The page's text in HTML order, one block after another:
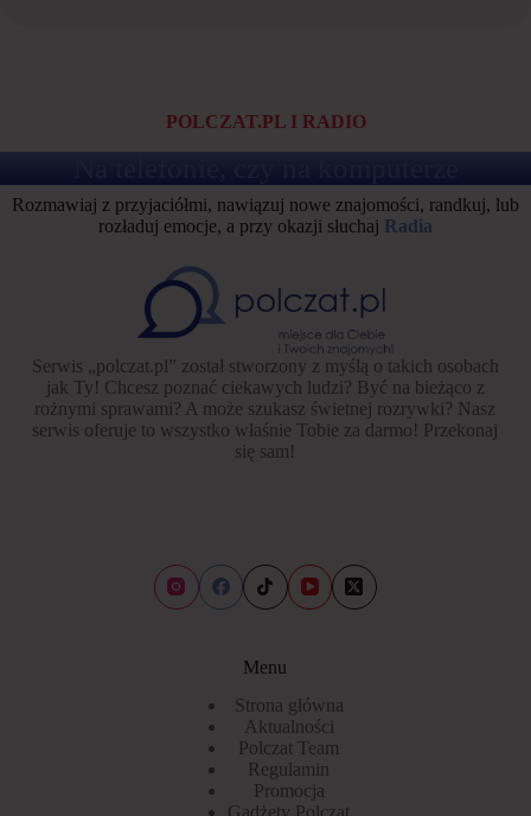
POLCZAT.PL I RADIO
Rozmawiaj z przyjaciółmi, nawiązuj nowe znajomości, randkuj, lub
rozładuj emocje, a przy okazji słuchaj Radia
Serwis „polczat.pl” został stworzony z myślą o takich osobach
jak Ty! Chcesz poznać ciekawych ludzi? Być na bieżąco z
rożnymi sprawami? A może szukasz świetnej rozrywki? Nasz
serwis oferuje to wszystko właśnie Tobie za darmo! Przekonaj
się sam!
Menu
Strona główna
Aktualności
Polczat Team
Regulamin
Promocja